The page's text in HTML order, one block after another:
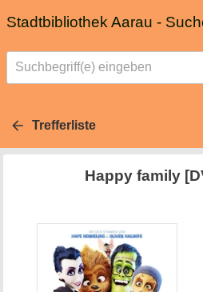
Stadtbibliothek Aarau -
Suchbegriff(e) eingeben
Trefferliste
Happy family